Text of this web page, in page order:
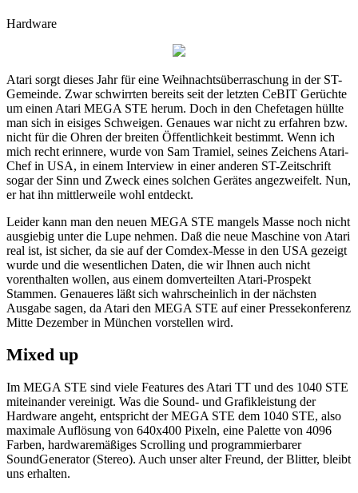
Hardware
Atari sorgt dieses Jahr für eine Weihnachtsüberraschung in der ST-
Gemeinde. Zwar schwirrten bereits seit der letzten CeBIT Gerüchte
um einen Atari MEGA STE herum. Doch in den Chefetagen hüllte
man sich in eisiges Schweigen. Genaues war nicht zu erfahren bzw.
nicht für die Ohren der breiten Öffentlichkeit bestimmt. Wenn ich
mich recht erinnere, wurde von Sam Tramiel, seines Zeichens Atari-
Chef in USA, in einem Interview in einer anderen ST-Zeitschrift
sogar der Sinn und Zweck eines solchen Gerätes angezweifelt. Nun,
er hat ihn mittlerweile wohl entdeckt.
Leider kann man den neuen MEGA STE mangels Masse noch nicht
ausgiebig unter die Lupe nehmen. Daß die neue Maschine von Atari
real ist, ist sicher, da sie auf der Comdex-Messe in den USA gezeigt
wurde und die wesentlichen Daten, die wir Ihnen auch nicht
vorenthalten wollen, aus einem domverteilten Atari-Prospekt
Stammen. Genaueres läßt sich wahrscheinlich in der nächsten
Ausgabe sagen, da Atari den MEGA STE auf einer Pressekonferenz
Mitte Dezember in München vorstellen wird.
Mixed up
Im MEGA STE sind viele Features des Atari TT und des 1040 STE
miteinander vereinigt. Was die Sound- und Grafikleistung der
Hardware angeht, entspricht der MEGA STE dem 1040 STE, also
maximale Auflösung von 640x400 Pixeln, eine Palette von 4096
Farben, hardwaremäßiges Scrolling und programmierbarer
SoundGenerator (Stereo). Auch unser alter Freund, der Blitter, bleibt
uns erhalten.